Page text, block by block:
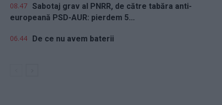
08.47 Sabotaj grav al PNRR, de către tabăra anti-
europeană PSD-AUR: pierdem 5...
06.44 De ce nu avem baterii